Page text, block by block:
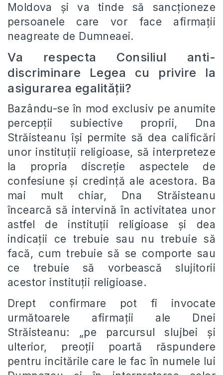
Moldova și va tinde să sancționeze
persoanele care vor face afirmații
neagreate de Dumneaei.
Va respecta Consiliul anti-
discriminare Legea cu privire la
asigurarea egalității?
Bazându-se în mod exclusiv pe anumite
percepții subiective proprii, Dna
Străisteanu își permite să dea calificări
unor instituții religioase, să interpreteze
la propria discreție aspectele de
confesiune și credință ale acestora. Ba
mai mult chiar, Dna Străisteanu
încearcă să intervină în activitatea unor
astfel de instituții religioase și dea
indicații ce trebuie sau nu trebuie să
facă, cum trebuie să se comporte sau
ce trebuie să vorbească slujitorii
acestor instituții religioase.
Drept confirmare pot fi invocate
următoarele afirmații ale Dnei
Străisteanu: „pe parcursul slujbei și
ulterior, preoții poartă răspundere
pentru incitările care le fac în numele lui